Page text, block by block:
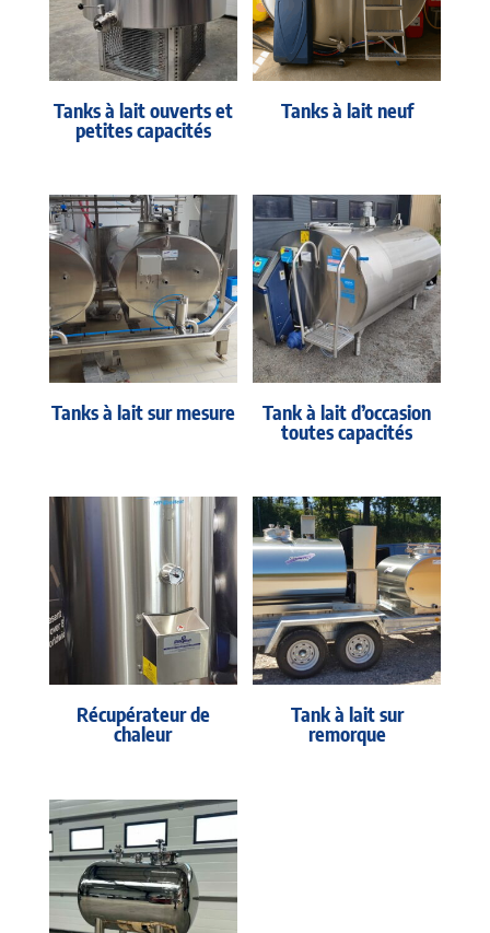
Tanks à lait ouverts et
petites capacités
Tanks à lait neuf
Tanks à lait sur mesure Tank à lait d’occasion
toutes capacités
Récupérateur de
chaleur
Tank à lait sur
remorque